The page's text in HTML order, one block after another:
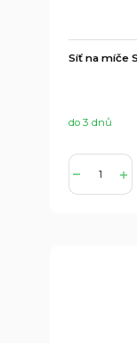
Síť na míče
do 3 dnů